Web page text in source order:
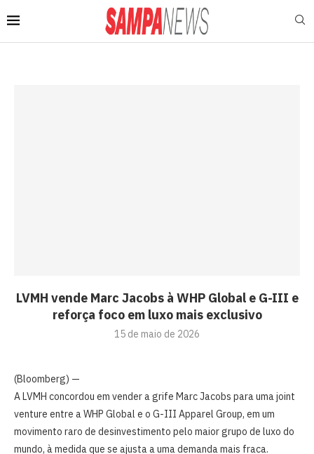
LVMH vende Marc Jacobs à WHP Global e G-III e
reforça foco em luxo mais exclusivo
15 de maio de 2026
(Bloomberg) —
A LVMH concordou em vender a grife Marc Jacobs para uma joint
venture entre a WHP Global e o G-III Apparel Group, em um
movimento raro de desinvestimento pelo maior grupo de luxo do
mundo, à medida que se ajusta a uma demanda mais fraca.